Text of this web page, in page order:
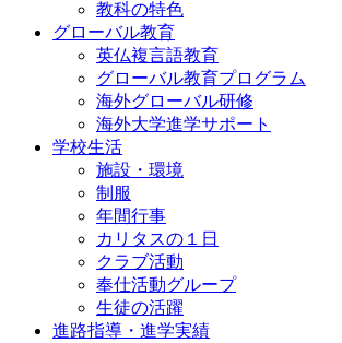
教科の特色
グローバル教育
英仏複言語教育
グローバル教育プログラム
海外グローバル研修
海外大学進学サポート
学校生活
施設・環境
制服
年間行事
カリタスの１日
クラブ活動
奉仕活動グループ
生徒の活躍
進路指導・進学実績